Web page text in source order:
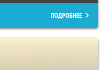
ПОДРОБНЕЕ